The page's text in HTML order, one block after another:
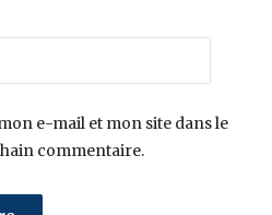
e-mail et mon site dans le
commentaire.